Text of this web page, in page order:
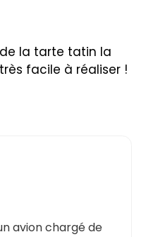
la tarte tatin la
facile à réaliser !
avion chargé de